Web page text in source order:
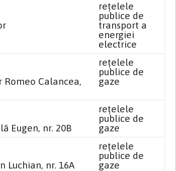
reţelele
publice de
transport a
energiei
electrice
Romeo Calancea,
reţelele
publice de
gaze
Eugen, nr. 20B
reţelele
publice de
gaze
Luchian, nr. 16A
reţelele
publice de
gaze